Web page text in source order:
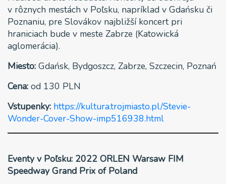
v rôznych mestách v Poľsku, napríklad v Gdańsku či
Poznaniu, pre Slovákov najbližší koncert pri
hraniciach bude v meste Zabrze (Katowická
aglomerácia).
Miesto: Gdańsk, Bydgoszcz, Zabrze, Szczecin, Poznań
Cena: od 130 PLN
Vstupenky: https://kultura.trojmiasto.pl/Stevie-
Wonder-Cover-Show-imp516938.html
Eventy v Poľsku: 2022 ORLEN Warsaw FIM
Speedway Grand Prix of Poland